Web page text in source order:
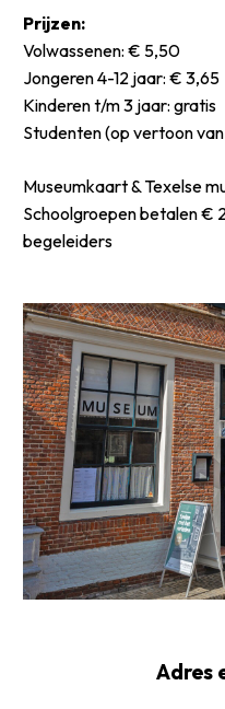
Prijzen:
Volwassenen: € 5,50
Jongeren 4-12 jaar: € 3,65
Kinderen t/m 3 jaar: gratis
Studenten (op vertoon
Museumkaart & Texelse
Schoolgroepen betalen €
begeleiders
Adres